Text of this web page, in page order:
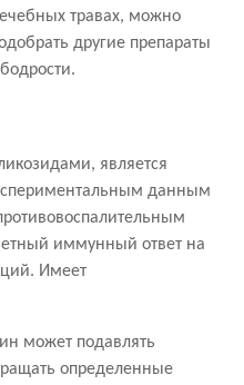
травах, можно
другие препараты
является
данным
иммунный ответ на
Имеет
может подавлять
определенные